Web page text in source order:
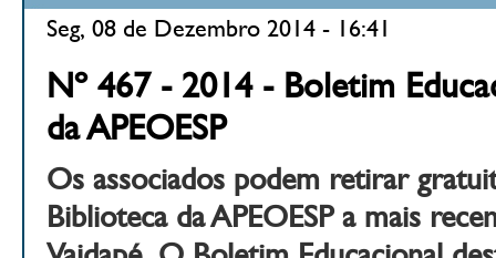
Seg, 08 de Dezembro 2014 - 16:41
Nº 467 - 2014 - Boletim
da APEOESP
Os associados podem retirar
Biblioteca da APEOESP a mais